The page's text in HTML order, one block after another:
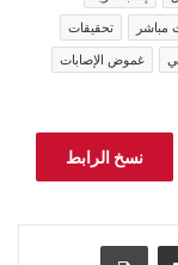
مباشر
تحقيقات
غموض الإصابات
نسخ الرابط
مشاركة عبر البريد طباعة